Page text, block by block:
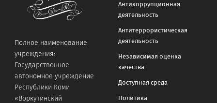
Полное наименование
учреждения:
Государственное
автономное учреждение
Республики Коми
«Воркутинский
Антикоррупционная
деятельность
Антитеррористическая
деятельность
Независимая оценка
качества
Доступная среда
Политика